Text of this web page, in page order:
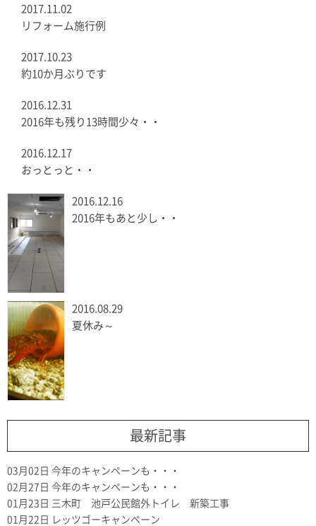
2017.11.02
リフォーム施行例
2017.10.23
約10か月ぶりです
2016.12.31
2016年も残り13時間少々・・
2016.12.17
おっとっと・・
2016.12.16
2016年もあと少し・・
2016.08.29
夏休み～
最新記事
03月02日 今年のキャンペーンも・・・
02月27日 今年のキャンペーンも・・・
01月23日 三木町 池戸公民館外トイレ 新築工事
01月22日
レッツゴーキャンペーン